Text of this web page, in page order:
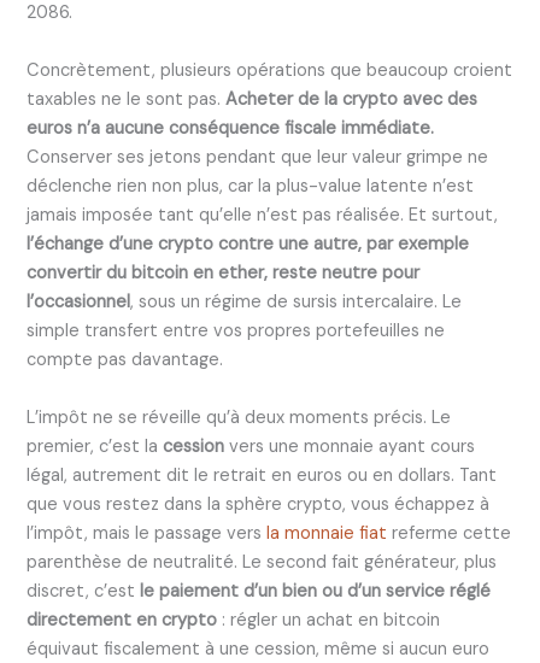
2086.
Concrètement, plusieurs opérations que beaucoup croient
taxables ne le sont pas.Acheter de la crypto avec des
euros n’a aucune conséquence fiscale immédiate.
Conserver ses jetons pendant que leur valeur grimpe ne
déclenche rien non plus, car la plus-value latente n’est
jamais imposée tant qu’elle n’est pas réalisée. Et surtout,
l’échange d’une crypto contre une autre, par exemple
convertir du bitcoin en ether, reste neutre pour
l’occasionnel, sous un régime de sursis intercalaire. Le
simple transfert entre vos propres portefeuilles ne
compte pas davantage.
L’impôt ne se réveille qu’à deux moments précis. Le
premier, c’est lacession vers une monnaie ayant cours
légal, autrement dit le retrait en euros ou en dollars. Tant
que vous restez dans la sphère crypto, vous échappez à
l’impôt, mais le passage versla monnaie fiat referme cette
parenthèse de neutralité. Le second fait générateur, plus
discret, c’estle paiement d’un bien ou d’un service réglé
directement en crypto : régler un achat en bitcoin
équivaut fiscalement à une cession, même si aucun euro